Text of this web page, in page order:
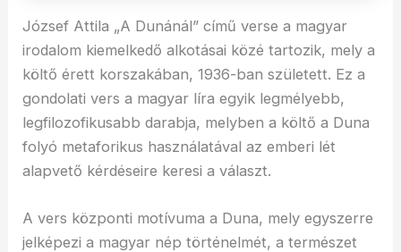
József Attila „A Dunánál” című verse a magyar
irodalom kiemelkedő alkotásai közé tartozik, mely a
költő érett korszakában, 1936-ban született. Ez a
gondolati vers a magyar líra egyik legmélyebb,
legfilozofikusabb darabja, melyben a költő a Duna
folyó metaforikus használatával az emberi lét
alapvető kérdéseire keresi a választ.
A vers központi motívuma a Duna, mely egyszerre
jelképezi a magyar nép történelmét, a természet